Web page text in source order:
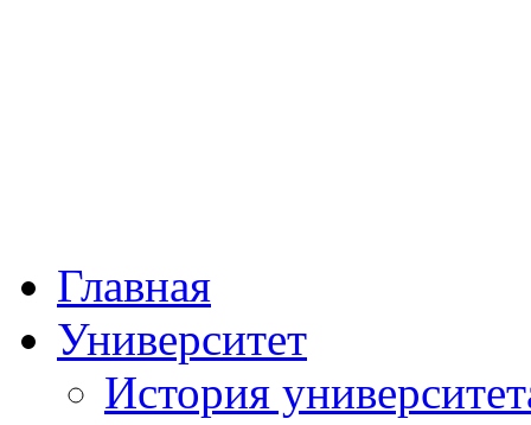
Главная
Университет
История